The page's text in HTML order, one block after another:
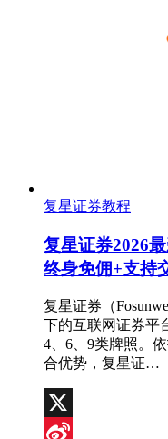
复星证券教程
复星证券2026
终身免佣+支持
复星证券（
下的互联网证券平
4、6、9类牌照。
合优势，复星证…
X